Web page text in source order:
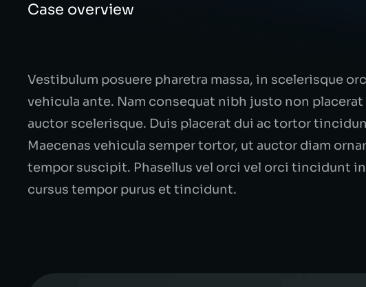
Case overview
Vestibulum posuere pharetra massa, in scelerisque
vehicula ante. Nam consequat nibh justo non
auctor scelerisque. Duis placerat dui ac tortor
Maecenas vehicula semper tortor, ut auctor diam
tempor suscipit. Phasellus vel orci vel orci tincidunt
cursus tempor purus et tincidunt.